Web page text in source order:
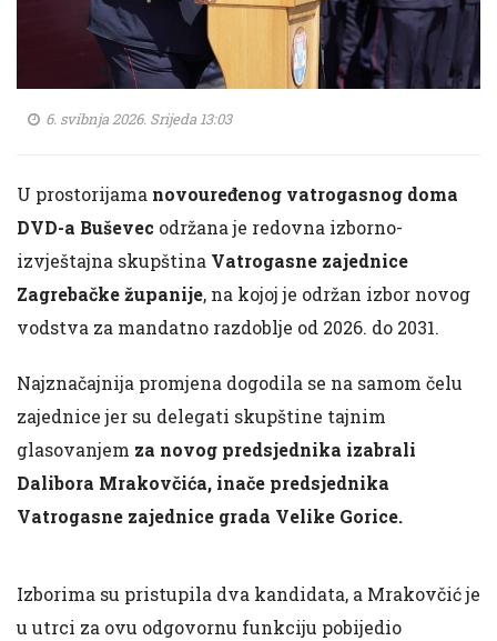
6. svibnja 2026. Srijeda 13:03
U prostorijama novouređenog vatrogasnog doma
DVD-a Buševec održana je redovna izborno-
izvještajna skupština Vatrogasne zajednice
Zagrebačke županije, na kojoj je održan izbor novog
vodstva za mandatno razdoblje od 2026. do 2031.
Najznačajnija promjena dogodila se na samom čelu
zajednice jer su delegati skupštine tajnim
glasovanjem za novog predsjednika izabrali
Dalibora Mrakovčića, inače predsjednika
Vatrogasne zajednice grada Velike Gorice.
Izborima su pristupila dva kandidata, a Mrakovčić je
u utrci za ovu odgovornu funkciju pobijedio